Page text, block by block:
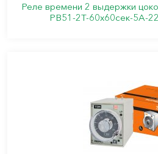
Реле времени 2 выдержки
РВ51-2Т-60х60сек-5А-